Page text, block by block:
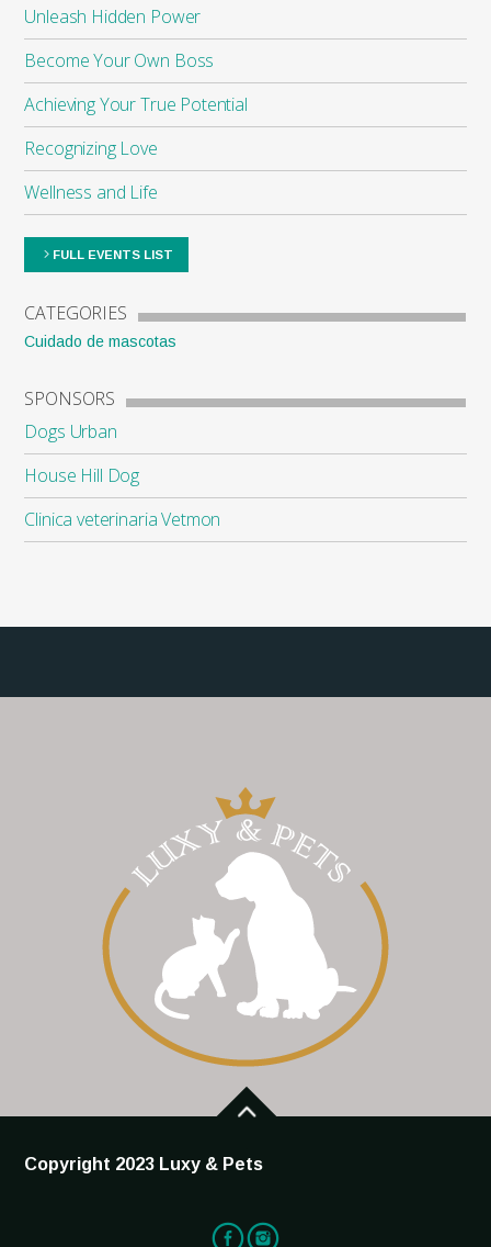
Unleash Hidden Power
Become Your Own Boss
Achieving Your True Potential
Recognizing Love
Wellness and Life
FULL EVENTS LIST
CATEGORIES
Cuidado de mascotas
SPONSORS
Dogs Urban
House Hill Dog
Clinica veterinaria Vetmon
Copyright 2023 Luxy & Pets